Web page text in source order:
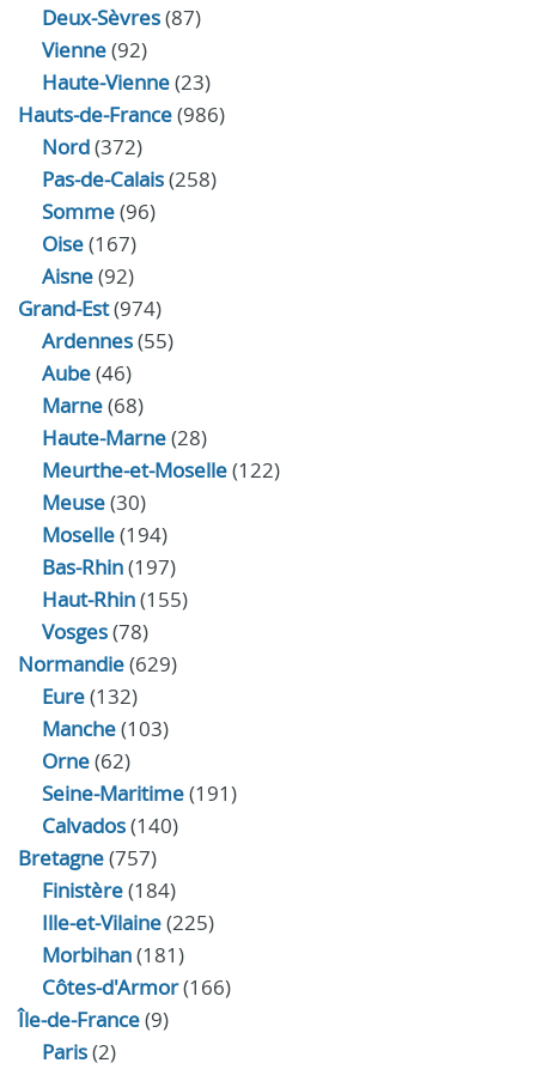
Deux-Sèvres(87)
Vienne(92)
Haute-Vienne(23)
Hauts-de-France(986)
Nord(372)
Pas-de-Calais(258)
Somme(96)
Oise(167)
Aisne(92)
Grand-Est(974)
Ardennes(55)
Aube(46)
Marne(68)
Haute-Marne(28)
Meurthe-et-Moselle(122)
Meuse(30)
Moselle(194)
Bas-Rhin(197)
Haut-Rhin(155)
Vosges(78)
Normandie(629)
Eure(132)
Manche(103)
Orne(62)
Seine-Maritime(191)
Calvados(140)
Bretagne(757)
Finistère(184)
Ille-et-Vilaine(225)
Morbihan(181)
Côtes-d'Armor(166)
Île-de-France(9)
Paris(2)